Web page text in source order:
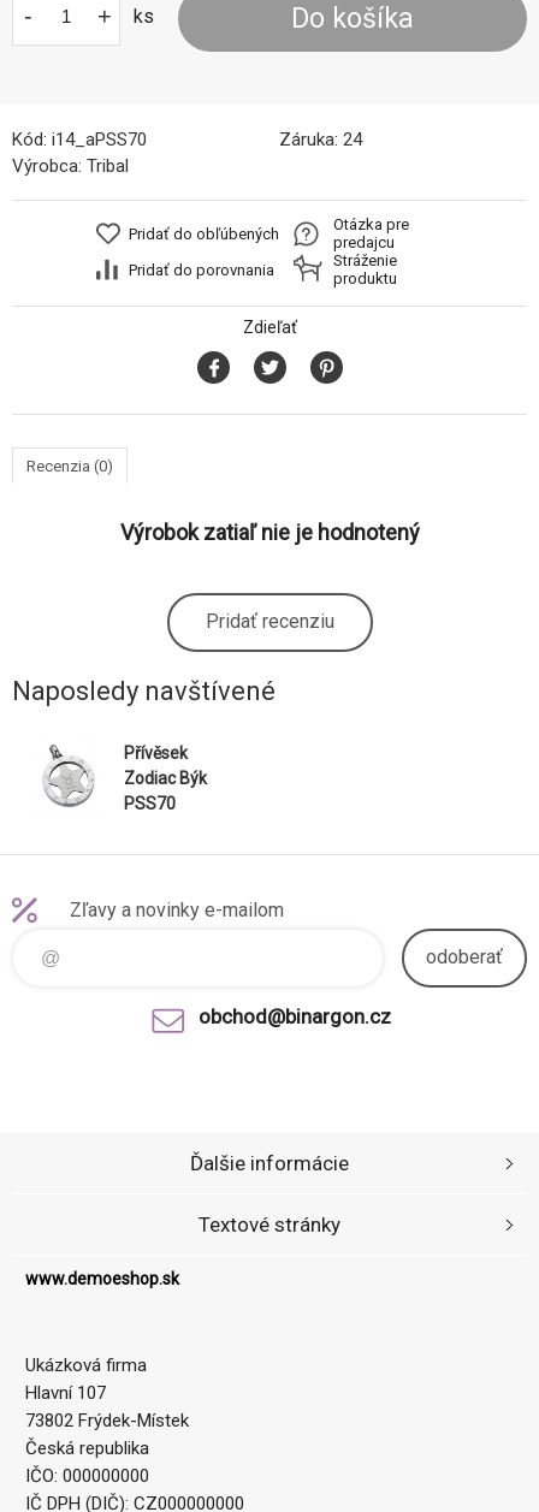
- + ks Do košíka
Kód: i14_aPSS70 Záruka: 24
Výrobca: Tribal
Pridať do obľúbených
Pridať do porovnania
Otázka pre
predajcu
Stráženie
produktu
Zdieľať
Recenzia (0)
Výrobok zatiaľ nie je hodnotený
Pridať recenziu
Naposledy navštívené
Přívěsek
Zodiac Býk
PSS70
Zľavy a novinky e-mailom
odoberať
obchod@binargon.cz
www.demoeshop.sk
Ukázková firma
Hlavní 107
73802 Frýdek-Místek
Česká republika
IČO: 000000000
IČ DPH (DIČ): CZ000000000
Ďalšie informácie
Textové stránky